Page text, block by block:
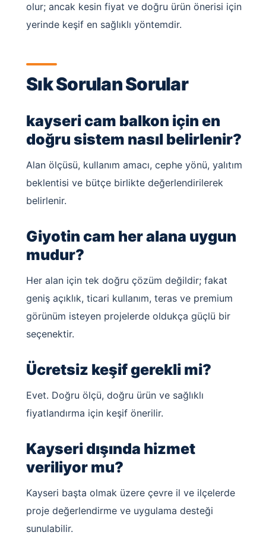
olur; ancak kesin fiyat ve doğru ürün önerisi için
yerinde keşif en sağlıklı yöntemdir.
Sık Sorulan Sorular
kayseri cam balkon için en
doğru sistem nasıl belirlenir?
Alan ölçüsü, kullanım amacı, cephe yönü, yalıtım
beklentisi ve bütçe birlikte değerlendirilerek
belirlenir.
Giyotin cam her alana uygun
mudur?
Her alan için tek doğru çözüm değildir; fakat
geniş açıklık, ticari kullanım, teras ve premium
görünüm isteyen projelerde oldukça güçlü bir
seçenektir.
Ücretsiz keşif gerekli mi?
Evet. Doğru ölçü, doğru ürün ve sağlıklı
fiyatlandırma için keşif önerilir.
Kayseri dışında hizmet
veriliyor mu?
Kayseri başta olmak üzere çevre il ve ilçelerde
proje değerlendirme ve uygulama desteği
sunulabilir.